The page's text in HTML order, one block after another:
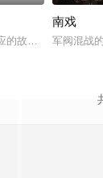
面化身“麒麟才子”
们在复杂局势中
的故事——用一场精
南戏
军阀混战